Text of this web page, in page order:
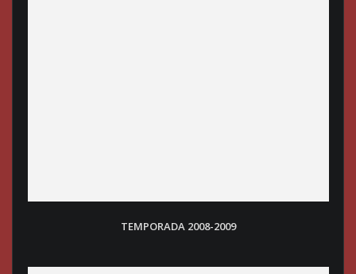
TEMPORADA 2008-2009